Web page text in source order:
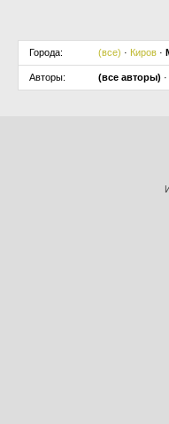
Города: (все) · Киров ·
Авторы: (все авторы) ·